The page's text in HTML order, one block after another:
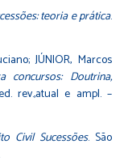
teoria e prática.
JÚNIOR, Marcos
concursos: Doutrina,
rev.,atual e ampl. –
Civil Sucessões. São